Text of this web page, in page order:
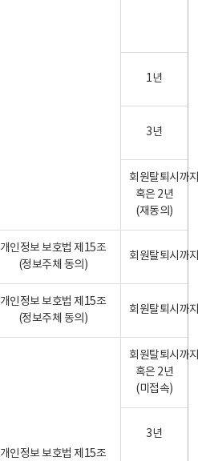
1년
3년
회원탈퇴시까
혹은 2년
(재동의)
개인정보 보호법 제15조
(정보주체 동의)
회원탈퇴시까
개인정보 보호법 제15조
(정보주체 동의)
회원탈퇴시까
개인정보 보호법 제15조
회원탈퇴시까
혹은 2년
(미접속)
3년